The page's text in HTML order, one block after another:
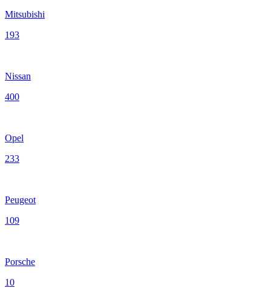
Mitsubishi
193
Nissan
400
Opel
233
Peugeot
109
Porsche
10